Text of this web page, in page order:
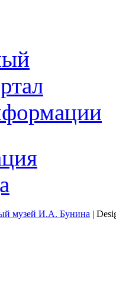
музей И.А. Бунина |